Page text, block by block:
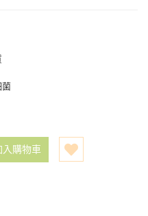
菌
入購物車